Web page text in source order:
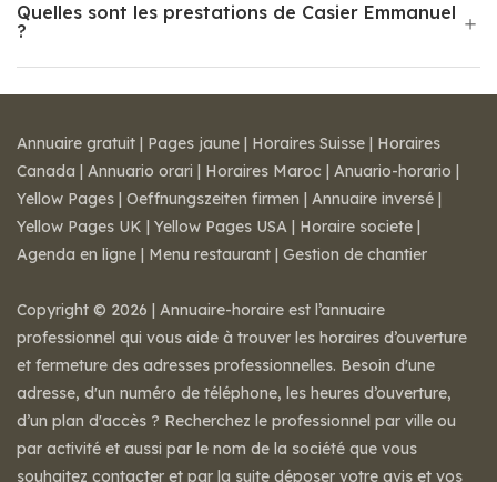
Quelles sont les prestations de Casier Emmanuel
?
Annuaire gratuit | Pages jaune | Horaires Suisse | Horaires
Canada | Annuario orari | Horaires Maroc | Anuario-horario |
Yellow Pages | Oeffnungszeiten firmen | Annuaire inversé |
Yellow Pages UK | Yellow Pages USA | Horaire societe |
Agenda en ligne | Menu restaurant | Gestion de chantier
Copyright © 2026 | Annuaire-horaire est l’annuaire
professionnel qui vous aide à trouver les horaires d’ouverture
et fermeture des adresses professionnelles. Besoin d'une
adresse, d'un numéro de téléphone, les heures d’ouverture,
d’un plan d'accès ? Recherchez le professionnel par ville ou
par activité et aussi par le nom de la société que vous
souhaitez contacter et par la suite déposer votre avis et vos